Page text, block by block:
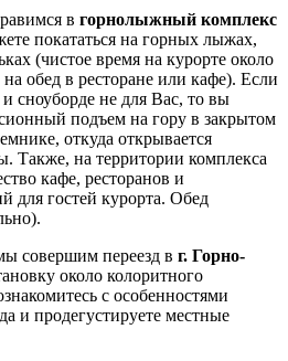
в горнолыжный комплекс
покататься на горных лыжах,
(чистое время на курорте около
обед в ресторане или кафе). Если
сноуборде не для Вас, то вы
подъем на гору в закрытом
откуда открывается
Также, на территории комплекса
кафе, ресторанов и
для гостей курорта. Обед
совершим переезд в г. Горно-
около колоритного
с особенностями
и продегустируете местные